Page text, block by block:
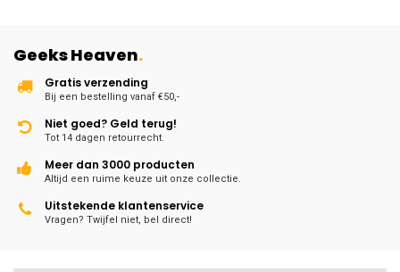
Geeks Heaven.
Gratis verzending
Bij een bestelling vanaf €50,-
Niet goed? Geld terug!
Tot 14 dagen retourrecht.
Meer dan 3000 producten
Altijd een ruime keuze uit onze collectie.
Uitstekende klantenservice
Vragen? Twijfel niet, bel direct!